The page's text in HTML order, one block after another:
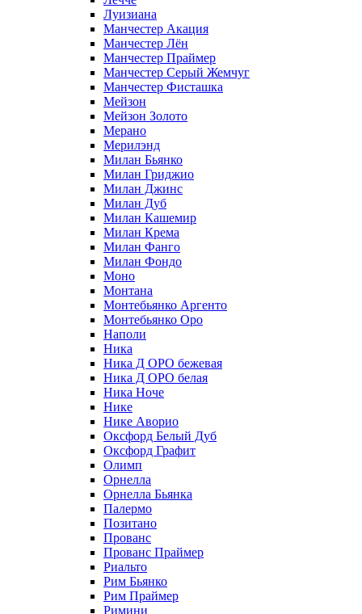
Луизиана
Манчестер Акация
Манчестер Лён
Манчестер Праймер
Манчестер Серый Жемчуг
Манчестер Фисташка
Мейзон
Мейзон Золото
Мерано
Мерилэнд
Милан Бьянко
Милан Гриджио
Милан Джинс
Милан Дуб
Милан Кашемир
Милан Крема
Милан Фанго
Милан Фондо
Моно
Монтана
Монтебьянко Аргенто
Монтебьянко Оро
Наполи
Ника
Ника Д ОРО бежевая
Ника Д ОРО белая
Ника Ноче
Нике
Нике Аворио
Оксфорд Белый Дуб
Оксфорд Графит
Олимп
Орнелла
Орнелла Бьянка
Палермо
Позитано
Прованс
Прованс Праймер
Риальто
Рим Бьянко
Рим Праймер
Римини